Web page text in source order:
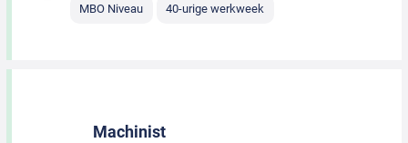
MBO Niveau 40-urige werkweek
Machinist